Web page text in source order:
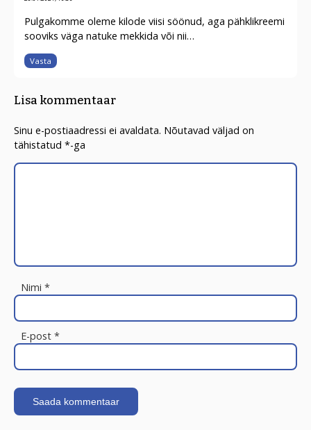
Pulgakomme oleme kilode viisi söönud, aga pähklikreemi
sooviks väga natuke mekkida või nii…
Vasta
Lisa kommentaar
Sinu e-postiaadressi ei avaldata. Nõutavad väljad on
tähistatud *-ga
Nimi *
E-post *